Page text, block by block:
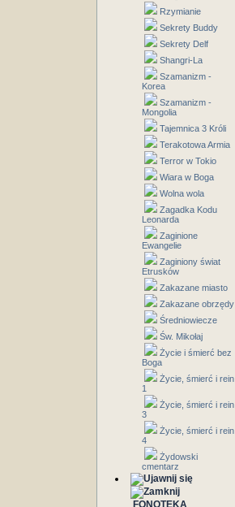
Rzymianie
Sekrety Buddy
Sekrety Delf
Shangri-La
Szamanizm -
Korea
Szamanizm -
Mongolia
Tajemnica 3 Króli
Terakotowa Armia
Terror w Tokio
Wiara w Boga
Wolna wola
Zagadka Kodu
Leonarda
Zaginione
Ewangelie
Zaginiony świat
Etrusków
Zakazane miasto
Zakazane obrzędy
Średniowiecze
Św. Mikołaj
Życie i śmierć bez
Boga
Życie, śmierć i rein
1
Życie, śmierć i rein
3
Życie, śmierć i rein
4
Żydowski
cmentarz
FONOTEKA